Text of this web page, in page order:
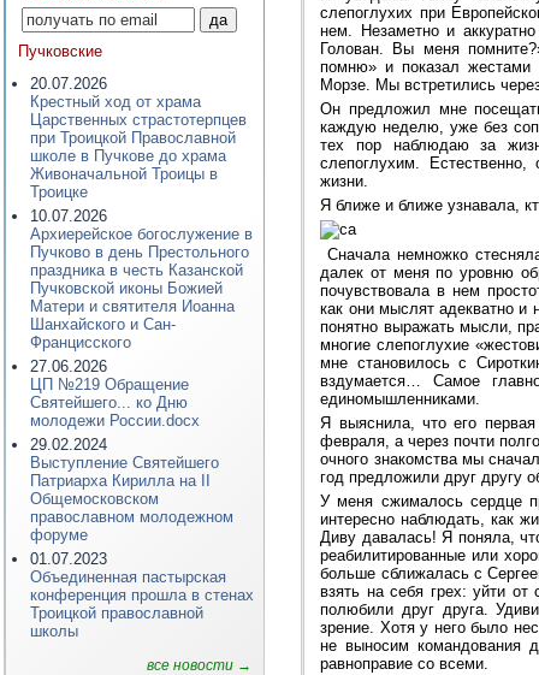
Пучковские
20.07.2026
Крестный ход от храма
Царственных страстотерпцев
при Троицкой Православной
школе в Пучкове до храма
Живоначальной Троицы в
Троицке
10.07.2026
Архиерейское богослужение в
Пучково в день Престольного
праздника в честь Казанской
Пучковской иконы Божией
Матери и святителя Иоанна
Шанхайского и Сан-
Францисского
27.06.2026
ЦП №219 Обращение
Святейшего... ко Дню
молодежи России.docx
29.02.2024
Выступление Святейшего
Патриарха Кирилла на II
Общемосковском
православном молодежном
форуме
01.07.2023
Объединенная пастырская
конференция прошла в стенах
Троицкой православной
школы
все новости →
слепоглухих при
нем. Незаметно и
Голован. Вы меня
помню» и показал жестами
Морзе. Мы встретились
Он предложил мне
каждую неделю, уже без
тех пор наблюдаю за
слепоглухим.
жизни.
Я ближе и ближе узнавала,
Сначала немножко
далек от меня по уровню
почувствовала в нем
как они мыслят адекватно
понятно выражать мысли,
многие слепоглухие
мне становилось с
вздумается… Самое
единомышленниками.
Я выяснила, что его
февраля, а через почти
очного знакомства мы
год предложили друг другу
У меня сжималось сердце
интересно наблюдать, как
Диву давалась! Я поняла,
реабилитированные или
больше сближалась с
взять на себя грех: уйти
полюбили друг друга.
зрение. Хотя у него было
не выносим командования
равноправие со всеми.